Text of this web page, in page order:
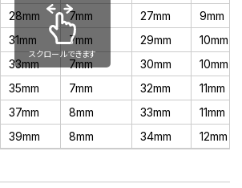
28mm 7mm 27mm
9mm
31mm 7mm 29mm
10mm
33mm 7mm 30mm
10mm
35mm 7mm 32mm
11mm
37mm 8mm 33mm
11mm
39mm 8mm 34mm 12mm
スクロールできます